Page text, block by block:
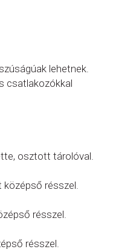
lehetnek.
csatlakozókkal
osztott tárolóval.
résszel.
résszel.
résszel.